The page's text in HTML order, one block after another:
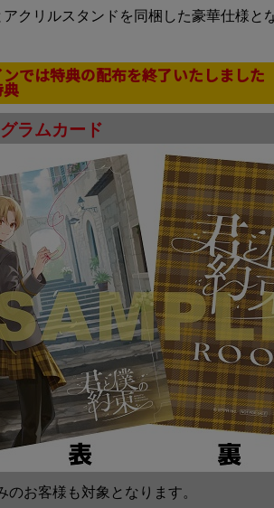
アクリルスタンドを同梱した豪華仕様と
では特典の配布を終了いたしました
典
ラムカード
お客様も対象となります。